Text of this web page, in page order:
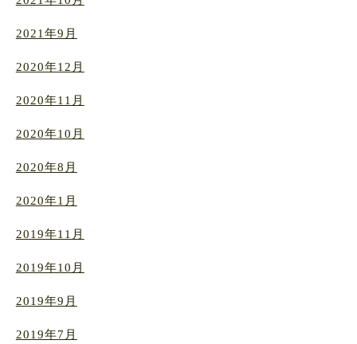
2021年9月
2020年12月
2020年11月
2020年10月
2020年8月
2020年1月
2019年11月
2019年10月
2019年9月
2019年7月